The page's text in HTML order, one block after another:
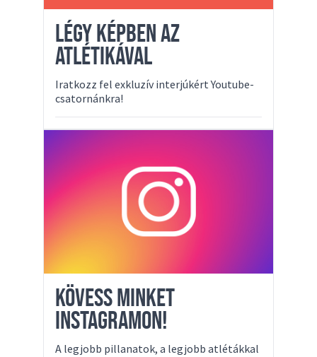
LÉGY KÉPBEN AZ
ATLÉTIKÁVAL
Iratkozz fel exkluzív interjúkért Youtube-
csatornánkra!
KÖVESS MINKET
INSTAGRAMON!
A legjobb pillanatok, a legjobb atlétákkal